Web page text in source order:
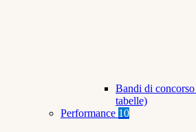
Bandi di
tabelle)
Performance 10